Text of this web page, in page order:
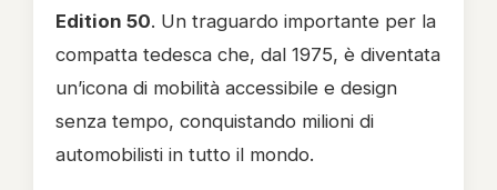
Edition 50. Un traguardo importante per la
compatta tedesca che, dal 1975, è diventata
un’icona di mobilità accessibile e design
senza tempo, conquistando milioni di
automobilisti in tutto il mondo.